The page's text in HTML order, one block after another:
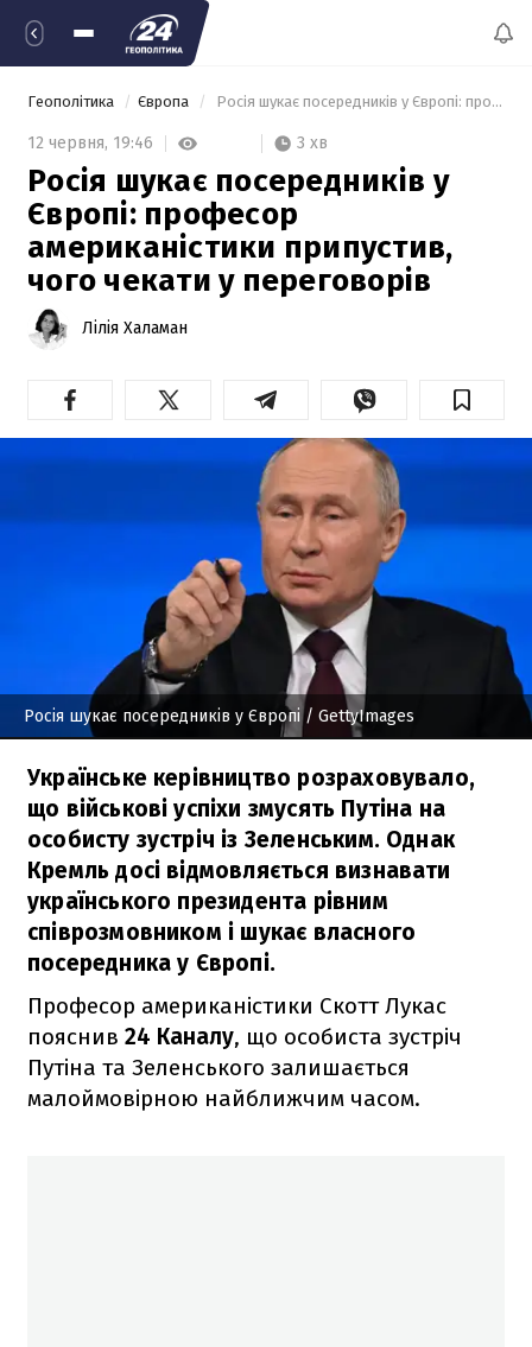
Геополітика Європа Росія шукає посередників у Європі: професор американістики припустив, чого чекати у переговорів
12 червня, 19:46 3 хв
Росія шукає посередників у
Європі: професор
американістики припустив,
чого чекати у переговорів
Лілія Халаман
Росія шукає посередників у Європі/ GettyImages
Українське керівництво розраховувало,
що військові успіхи змусять Путіна на
особисту зустріч із Зеленським. Однак
Кремль досі відмовляється визнавати
українського президента рівним
співрозмовником і шукає власного
посередника у Європі.
Професор американістики Скотт Лукас
пояснив 24 Каналу, що особиста зустріч
Путіна та Зеленського залишається
малоймовірною найближчим часом.